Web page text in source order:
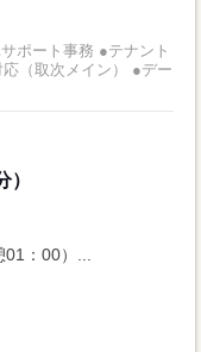
ポート事務 ●テナント
（取次メイン） ●デー
：00）...